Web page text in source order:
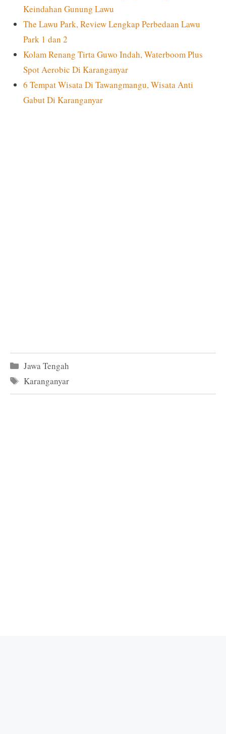
Keindahan Gunung Lawu
The Lawu Park, Review Lengkap Perbedaan Lawu
Park 1 dan 2
Kolam Renang Tirta Guwo Indah, Waterboom Plus
Spot Aerobic Di Karanganyar
6 Tempat Wisata Di Tawangmangu, Wisata Anti
Gabut Di Karanganyar
Kategori
Jawa Tengah
Tag
Karanganyar